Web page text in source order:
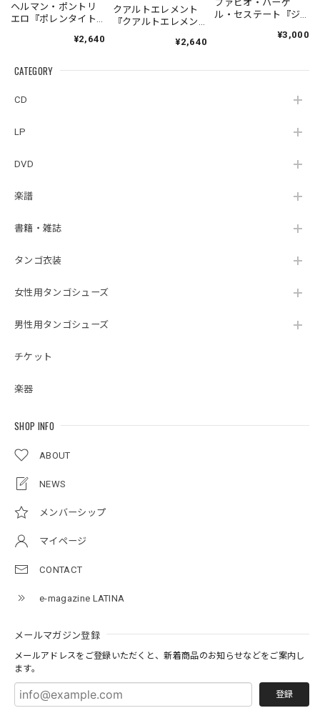
CATEGORY
CD
LP
DVD
楽譜
書籍・雑誌
タンゴ衣装
女性用タンゴシューズ
男性用タンゴシューズ
チケット
楽器
SHOP INFO
ABOUT
NEWS
メンバーシップ
マイページ
CONTACT
e-magazine LATINA
メールマガジン登録
メールアドレスをご登録いただくと、新着商品のお知らせなどをご案内し
ます。
登録
ヘルマン・ポントリ
エロ『ポレンタイト
Pontoriero『POLENT
la Ribera』
¥2,640
クアルトエレメント
『クアルトエレメン
Cuartoelemento『Cu
（007RECORDS-27）
¥2,640
ファビオ・ハーゲ
ル・セステート『ジ
¥3,000